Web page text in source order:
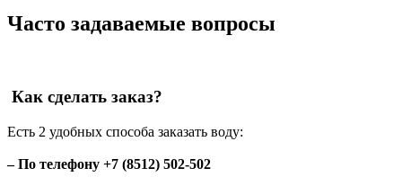
Часто задаваемые вопросы
Как сделать заказ?
Есть 2 удобных способа заказать воду:
– По телефону +7 (8512) 502-502